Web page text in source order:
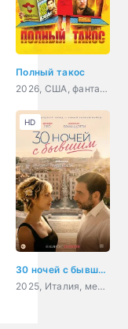
Полный такос
2026, США, фантастика, комедия, боевик, приключения
30 ночей с бывшим
2025, Италия, мелодрама, комедия
HD